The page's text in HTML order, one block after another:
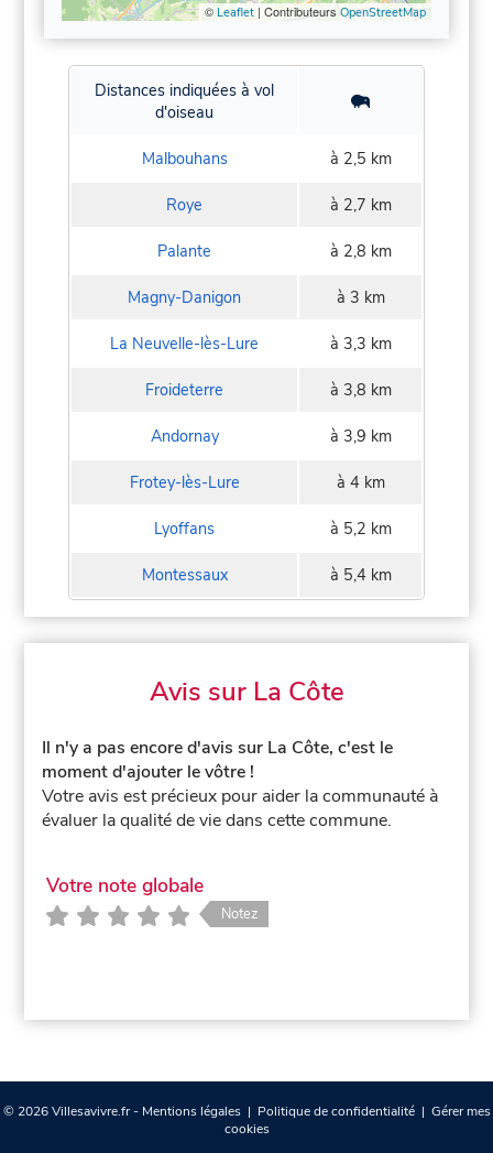
© Leaflet| Contributeurs OpenStreetMap
Distances indiquées à vol
d'oiseau
Malbouhans à 2,5 km
Roye à 2,7 km
Palante à 2,8 km
Magny-Danigon à 3 km
La Neuvelle-lès-Lure à 3,3 km
Froideterre à 3,8 km
Andornay à 3,9 km
Frotey-lès-Lure à 4 km
Lyoffans à 5,2 km
Montessaux à 5,4 km
Avis sur La Côte
Il n'y a pas encore d'avis sur La Côte, c'est le
moment d'ajouter le vôtre !
Votre avis est précieux pour aider la communauté à
évaluer la qualité de vie dans cette commune.
Votre note globale
Notez
© 2026 Villesavivre.fr - Mentions légales| Politique de confidentialité| Gérer mes
cookies